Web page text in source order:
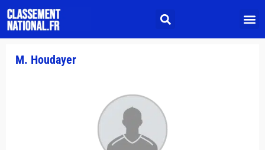
M. Houdayer